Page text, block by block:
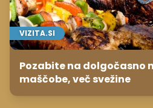
VIZITA.SI
Pozabite na dolgočasno
maščobe, več svežine